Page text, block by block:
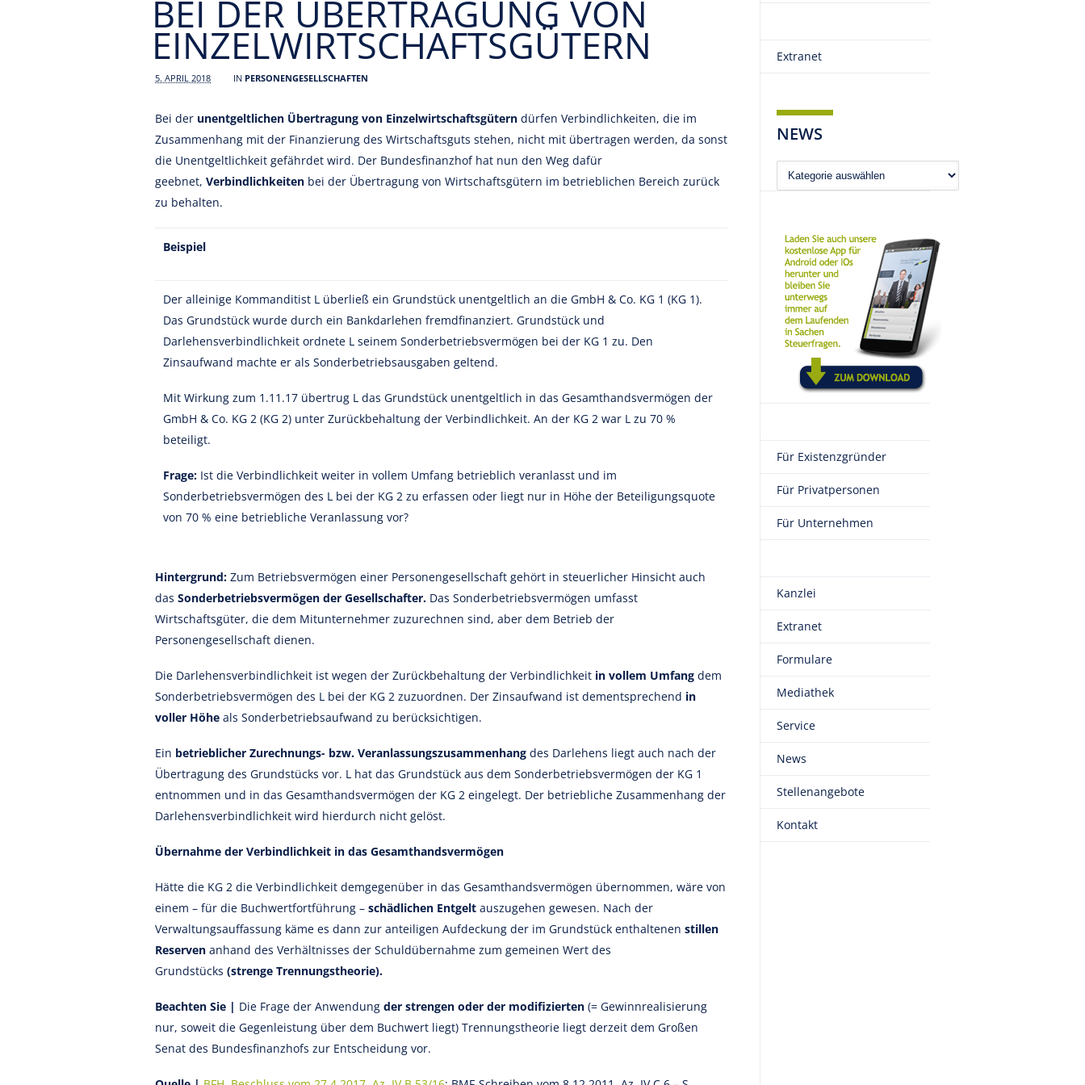
BEI DER ÜBERTRAGUNG VON
EINZELWIRTSCHAFTSGÜTERN
5. APRIL 2018 IN PERSONENGESELLSCHAFTEN
Bei der unentgeltlichen Übertragung von Einzelwirtschaftsgütern dürfen Verbindlichkeiten, die im
Zusammenhang mit der Finanzierung des Wirtschaftsguts stehen, nicht mit übertragen werden, da sonst
die Unentgeltlichkeit gefährdet wird. Der Bundesfinanzhof hat nun den Weg dafür
geebnet, Verbindlichkeiten bei der Übertragung von Wirtschaftsgütern im betrieblichen Bereich zurück
zu behalten.
Beispiel
Der alleinige Kommanditist L überließ ein Grundstück unentgeltlich an die GmbH & Co. KG 1 (KG 1).
Das Grundstück wurde durch ein Bankdarlehen fremdfinanziert. Grundstück und
Darlehensverbindlichkeit ordnete L seinem Sonderbetriebsvermögen bei der KG 1 zu. Den
Zinsaufwand machte er als Sonderbetriebsausgaben geltend.
Mit Wirkung zum 1.11.17 übertrug L das Grundstück unentgeltlich in das Gesamthandsvermögen der
GmbH & Co. KG 2 (KG 2) unter Zurückbehaltung der Verbindlichkeit. An der KG 2 war L zu 70 %
beteiligt.
Frage: Ist die Verbindlichkeit weiter in vollem Umfang betrieblich veranlasst und im
Sonderbetriebsvermögen des L bei der KG 2 zu erfassen oder liegt nur in Höhe der Beteiligungsquote
von 70 % eine betriebliche Veranlassung vor?
Hintergrund: Zum Betriebsvermögen einer Personengesellschaft gehört in steuerlicher Hinsicht auch
das Sonderbetriebsvermögen der Gesellschafter. Das Sonderbetriebsvermögen umfasst
Wirtschaftsgüter, die dem Mitunternehmer zuzurechnen sind, aber dem Betrieb der
Personengesellschaft dienen.
Die Darlehensverbindlichkeit ist wegen der Zurückbehaltung der Verbindlichkeit in vollem Umfang dem
Sonderbetriebsvermögen des L bei der KG 2 zuzuordnen. Der Zinsaufwand ist dementsprechend in
voller Höhe als Sonderbetriebsaufwand zu berücksichtigen.
Ein betrieblicher Zurechnungs- bzw. Veranlassungszusammenhang des Darlehens liegt auch nach der
Übertragung des Grundstücks vor. L hat das Grundstück aus dem Sonderbetriebsvermögen der KG 1
entnommen und in das Gesamthandsvermögen der KG 2 eingelegt. Der betriebliche Zusammenhang der
Darlehensverbindlichkeit wird hierdurch nicht gelöst.
Übernahme der Verbindlichkeit in das Gesamthandsvermögen
Hätte die KG 2 die Verbindlichkeit demgegenüber in das Gesamthandsvermögen übernommen, wäre von
einem – für die Buchwertfortführung – schädlichen Entgelt auszugehen gewesen. Nach der
Verwaltungsauffassung käme es dann zur anteiligen Aufdeckung der im Grundstück enthaltenen stillen
Reserven anhand des Verhältnisses der Schuldübernahme zum gemeinen Wert des
Grundstücks (strenge Trennungstheorie).
Beachten Sie | Die Frage der Anwendung der strengen oder der modifizierten (= Gewinnrealisierung
nur, soweit die Gegenleistung über dem Buchwert liegt) Trennungstheorie liegt derzeit dem Großen
Senat des Bundesfinanzhofs zur Entscheidung vor.
Extranet
NEWS
News
Für Existenzgründer
Für Privatpersonen
Für Unternehmen
Kanzlei
Extranet
Formulare
Mediathek
Service
News
Stellenangebote
Kontakt